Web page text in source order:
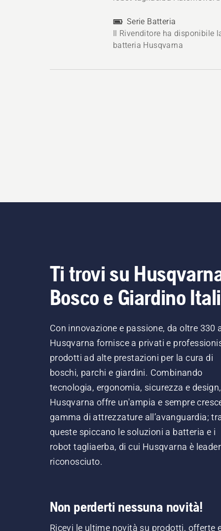
Serie Batteria
Il Rivenditore ha disponibile
batteria Husqvarna
Ti trovi su
Bosco e Giardino
Con innovazione e passione, da oltre 330
Husqvarna fornisce a privati e
prodotti ad alte prestazioni per la cura di
boschi, parchi e giardini. Combinando
tecnologia, ergonomia, sicurezza e design,
Husqvarna offre un'ampia e sempre
gamma di attrezzature all’avanguardia;
queste spiccano le soluzioni a batteria e i
robot tagliaerba, di cui Husqvarna è leader
riconosciuto.
Non perderti nessuna novità!
Ricevi le ultime novità su prodotti, offerte